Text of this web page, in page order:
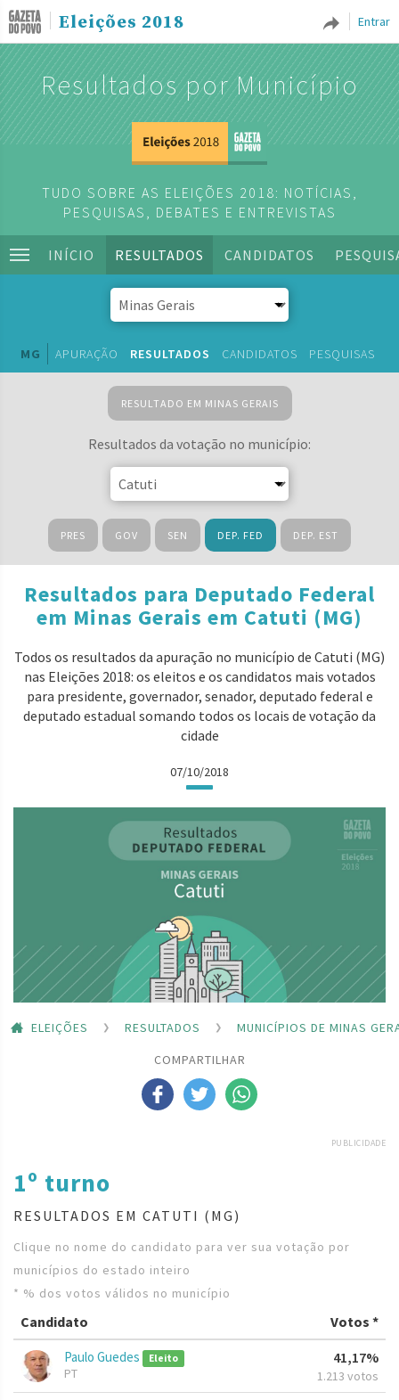
Entrar
Eleições 2018
Resultados por Município
TUDO SOBRE AS ELEIÇÕES 2018: NOTÍCIAS,
PESQUISAS, DEBATES E ENTREVISTAS
INÍCIO RESULTADOS CANDIDATOS
MG APURAÇÃO RESULTADOS CANDIDATOS PESQUISAS
RESULTADO EM MINAS GERAIS
Resultados da votação no município:
PRES GOV SEN DEP. FED DEP. EST
Resultados para Deputado Federal
em Minas Gerais em Catuti (MG)
Todos os resultados da apuração no município de Catuti (MG)
nas Eleições 2018: os eleitos e os candidatos mais votados
para presidente, governador, senador, deputado federal e
deputado estadual somando todos os locais de votação da
cidade
07/10/2018
ELEIÇÕES RESULTADOS
MUNICÍPIOS DE MINAS
COMPARTILHAR
PUBLICIDADE
1º turno
RESULTADOS EM CATUTI (MG)
Clique no nome do candidato para ver sua votação por
municípios do estado inteiro
* % dos votos válidos no município
Candidato Votos *
Paulo Guedes Eleito
PT
41,17%
1.213 votos